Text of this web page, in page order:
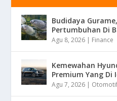
Budidaya
Pertumbuhan Di
Agu 8, 2026 | Finance
Kemewahan
Premium Yang Di
Agu 7, 2026 |